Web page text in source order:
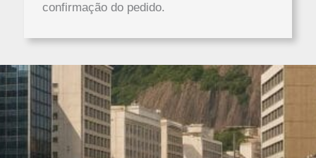
confirmação do pedido.